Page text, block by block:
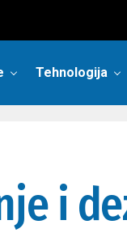
Tehnologija
i